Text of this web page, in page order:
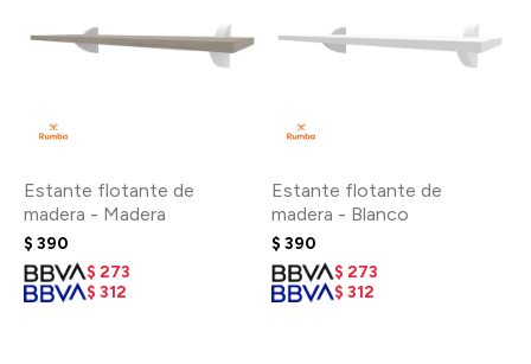
Estante flotante de
madera - Madera
$ 390
$ 273
$ 312
Estante flotante de
madera - Blanco
$ 390
$ 273
$ 312